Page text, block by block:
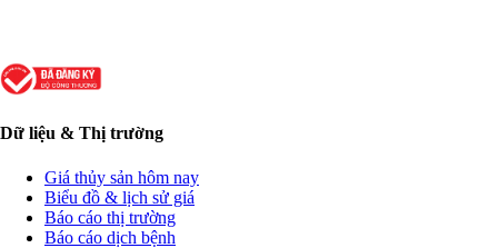
Dữ liệu & Thị trường
Giá thủy sản hôm nay
Biểu đồ & lịch sử giá
Báo cáo thị trường
Báo cáo dịch bệnh